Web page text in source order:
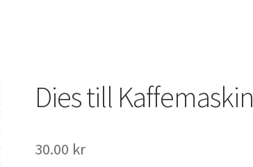
Dies till Kaffemaskin
30.00 kr